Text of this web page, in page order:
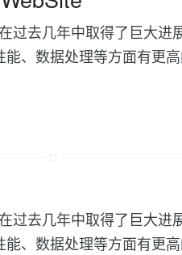
过去几年中取得了巨大进
、数据处理等方面有更
过去几年中取得了巨大进
、数据处理等方面有更